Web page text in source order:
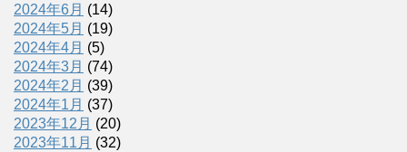
2024年6月 (14)
2024年5月 (19)
2024年4月 (5)
2024年3月 (74)
2024年2月 (39)
2024年1月 (37)
2023年12月 (20)
2023年11月 (32)